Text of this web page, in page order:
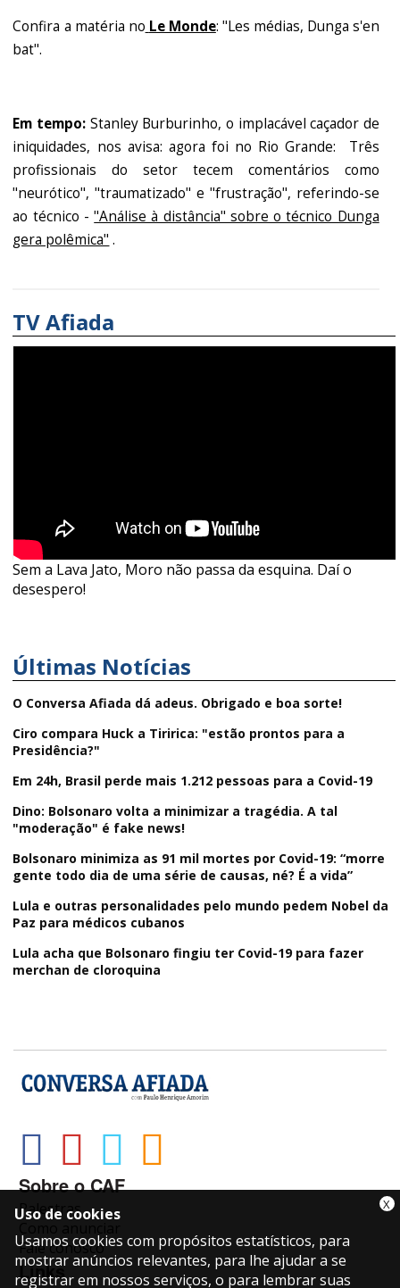
Confira a matéria no Le Monde: "Les médias, Dunga s'en
bat".
Em tempo: Stanley Burburinho, o implacável caçador de
iniquidades, nos avisa: agora foi no Rio Grande: Três
profissionais do setor tecem comentários como
"neurótico", "traumatizado" e "frustração", referindo-se
ao técnico -"Análise à distância" sobre o técnico Dunga
gera polêmica" .
TV Afiada
Sem a Lava Jato, Moro não passa da esquina. Daí o
desespero!
Últimas Notícias
O Conversa Afiada dá adeus. Obrigado e boa sorte!
Ciro compara Huck a Tiririca: "estão prontos para a
Presidência?"
Em 24h, Brasil perde mais 1.212 pessoas para a Covid-19
Dino: Bolsonaro volta a minimizar a tragédia. A tal
"moderação" é fake news!
Bolsonaro minimiza as 91 mil mortes por Covid-19: “morre
gente todo dia de uma série de causas, né? É a vida”
Lula e outras personalidades pelo mundo pedem Nobel da
Paz para médicos cubanos
Lula acha que Bolsonaro fingiu ter Covid-19 para fazer
merchan de cloroquina
Sobre o CAF
Palestras
Fale conosco
Links
X
Uso de cookies
Usamos cookies com propósitos estatísticos, para
mostrar anúncios relevantes, para lhe ajudar a se
registrar em nossos serviços, o para lembrar suas